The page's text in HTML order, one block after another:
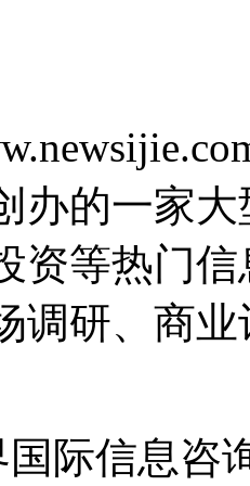
办的一家
资等热门
调研、商
际信息咨